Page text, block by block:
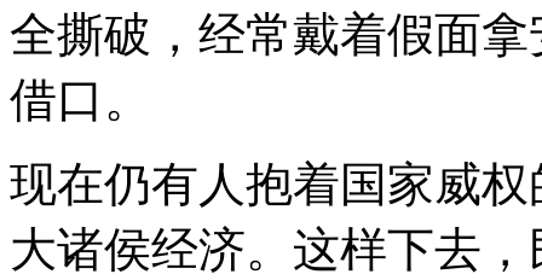
全撕破，经常戴着假面
借口。
现在仍有人抱着国家威
大诸侯经济。这样下去